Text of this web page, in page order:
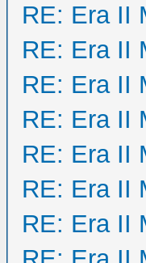
RE: Era II
RE: Era II
RE: Era II
RE: Era II
RE: Era II
RE: Era II
RE: Era II